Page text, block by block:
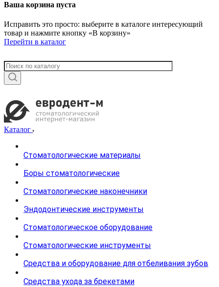
Ваша корзина пуста
Исправить это просто: выберите в каталоге интересующий
товар и нажмите кнопку «В корзину»
Перейти в каталог
Каталог
Стоматологические материалы
Боры стоматологические
Стоматологические наконечники
Эндодонтические инструменты
Стоматологическое оборудование
Стоматологические инструменты
Средства и оборудование для отбеливания зубов
Средства ухода за брекетами